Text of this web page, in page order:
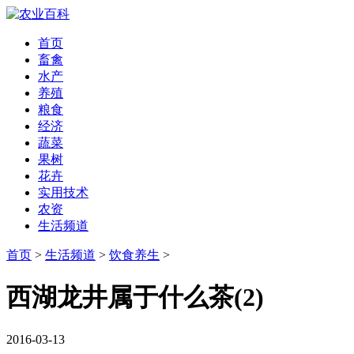
首页
畜禽
水产
养殖
粮食
经济
蔬菜
果树
花卉
实用技术
农资
生活频道
首页 > 生活频道 > 饮食养生 >
西湖龙井属于什么茶(2)
2016-03-13